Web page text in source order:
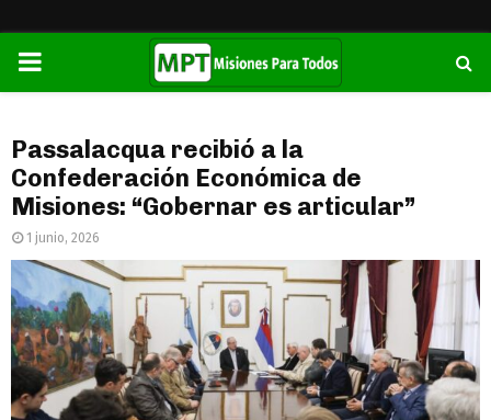
PRIMARY
Passalacqua recibió a la
Confederación Económica de
Misiones: “Gobernar es articular”
1 junio, 2026